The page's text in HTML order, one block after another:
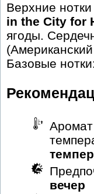
Верхние
in the City for
ягоды.
Базовые
Аромат
вечер